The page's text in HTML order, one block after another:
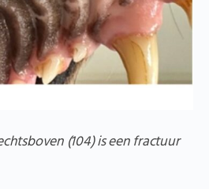
(104) is een fractuur